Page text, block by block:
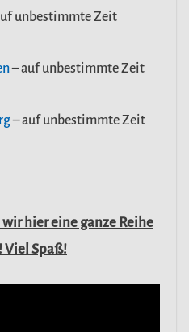
unbestimmte Zeit
– auf unbestimmte Zeit
– auf unbestimmte Zeit
hier eine ganze Reihe
Viel Spaß!